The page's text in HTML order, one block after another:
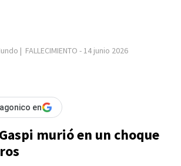
| FALLECIMIENTO - 14 junio 2026
en
murió en un choque